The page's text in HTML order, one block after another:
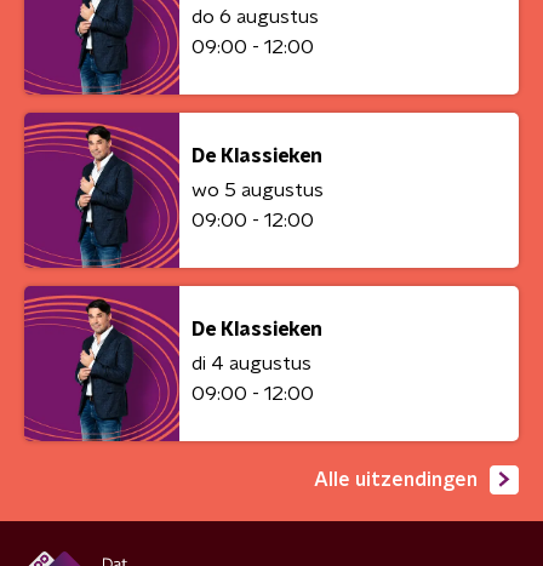
do 6 augustus
09:00 - 12:00
De Klassieken
wo 5 augustus
09:00 - 12:00
De Klassieken
di 4 augustus
09:00 - 12:00
Alle uitzendingen